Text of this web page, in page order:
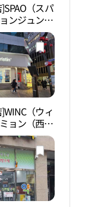
（スパ
ンジュンア
）店(스파
)
（ウィ
ョン（西
서면점)